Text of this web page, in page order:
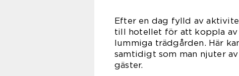
Efter en dag fylld av
till hotellet för att koppla av
lummiga trädgården. Här
samtidigt som man njuter
gäster.